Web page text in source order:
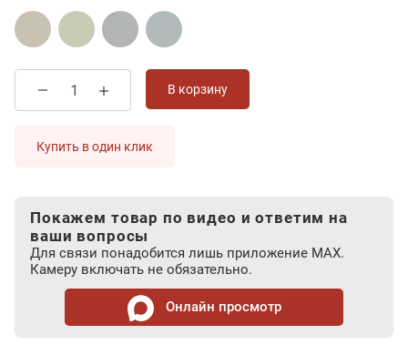
В корзину
Купить в один клик
Покажем товар по видео и ответим на
ваши вопросы
Для связи понадобится лишь приложение MAX.
Камеру включать не обязательно.
Онлайн просмотр